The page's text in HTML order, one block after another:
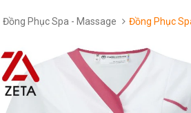
Đồng Phục Spa - Massage Đồng Phục